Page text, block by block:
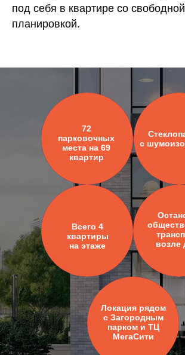
под себя в квартире со свободной
планировкой.